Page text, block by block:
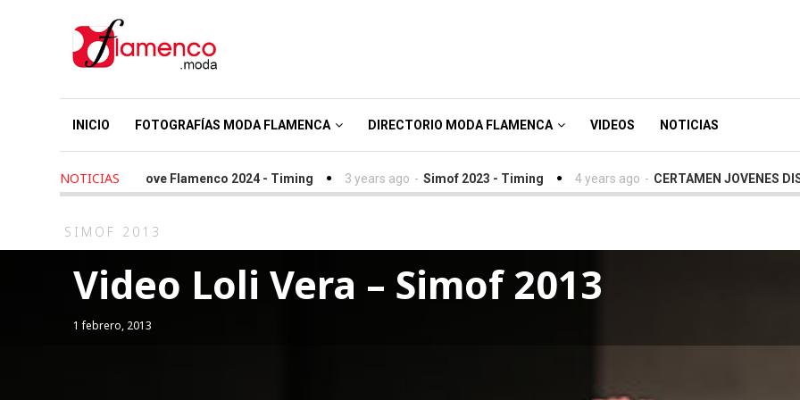
INICIO FOTOGRAFÍAS MODA FLAMENCA DIRECTORIO MODA FLAMENCA VIDEOS NOTICIAS
NOTICIAS
- We Love Flamenco 2024 - Timing 3 years ago - Simof 2023 - Timing 4 years ago - CERTAMEN JOVENES
SIMOF 2013
Video Loli Vera – Simof 2013
1 febrero, 2013